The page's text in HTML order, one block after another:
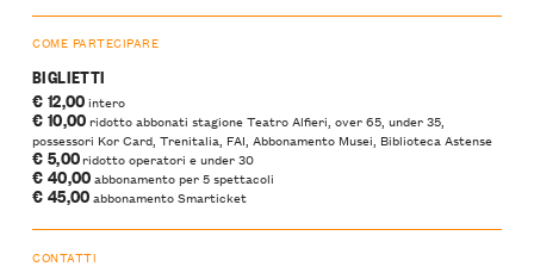
COME PARTECIPARE
BIGLIETTI
€ 12,00intero
€ 10,00ridotto abbonati stagione Teatro Alfieri, over 65, under 35,
possessori Kor Card, Trenitalia, FAI, Abbonamento Musei, Biblioteca Astense
€ 5,00ridotto operatori e under 30
€ 40,00abbonamento per 5 spettacoli
€ 45,00abbonamento Smarticket
CONTATTI